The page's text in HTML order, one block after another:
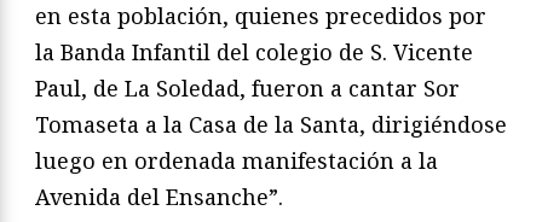
en esta población, quienes precedidos por
la Banda Infantil del colegio de S. Vicente
Paul, de La Soledad, fueron a cantar Sor
Tomaseta a la Casa de la Santa, dirigiéndose
luego en ordenada manifestación a la
Avenida del Ensanche”.